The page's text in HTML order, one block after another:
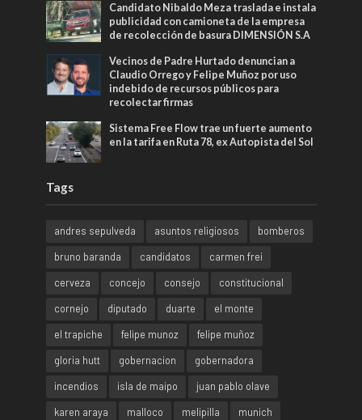
Candidato Nibaldo Meza traslada e instala
publicidad con camioneta de la empresa
de recolección de basura DIMENSIÓN S.A
Vecinos de Padre Hurtado denuncian a
Claudio Orrego y Felipe Muñoz por uso
indebido de recursos públicos para
recolectar firmas
Sistema Free Flow trae un fuerte aumento
en la tarifa en Ruta 78, ex Autopista del Sol
Tags
andres sepulveda asuntos religiosos
bomberos
bruno baranda
candidatos
carmen frei
cerveza
concejo consejo
constitucional
cornejo
diputado duarte
el monte
el trapiche
felipe munoz
felipe muñoz
gloria hutt
gobernacion
gobernadora
incendios
isla de maipo
juan pablo olave
karen araya
malloco melipilla munich